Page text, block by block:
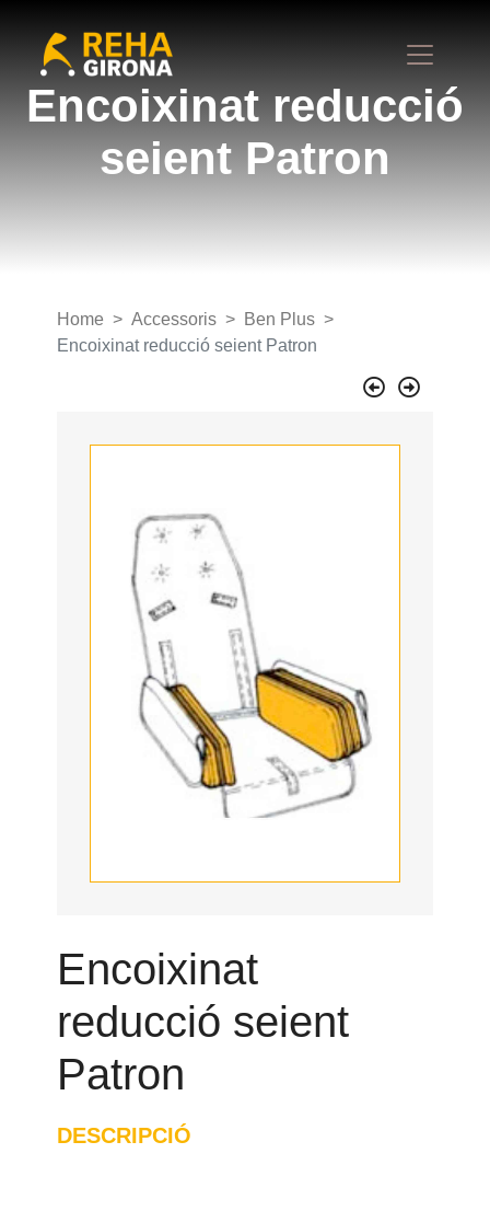
Encoixinat reducció
seient Patron
Home Accessoris
Ben Plus
Encoixinat reducció seient Patron
Encoixinat
reducció seient
Patron
DESCRIPCIÓ